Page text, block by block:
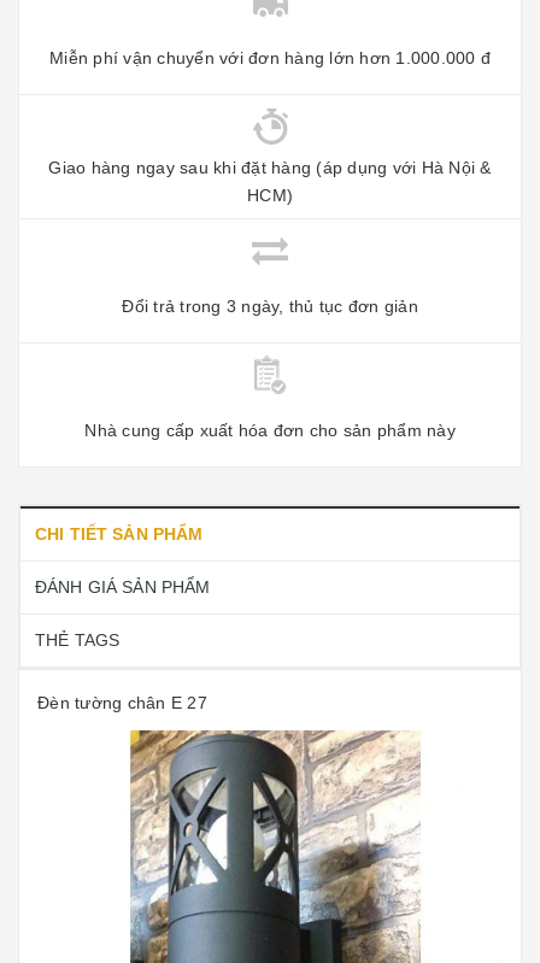
Miễn phí vận chuyển với đơn hàng lớn hơn 1.000.000 đ
Giao hàng ngay sau khi đặt hàng (áp dụng với Hà Nội &
HCM)
Đổi trả trong 3 ngày, thủ tục đơn giản
Nhà cung cấp xuất hóa đơn cho sản phẩm này
CHI TIẾT SẢN PHẨM
ĐÁNH GIÁ SẢN PHẨM
THẺ TAGS
Đèn tường chân E 27